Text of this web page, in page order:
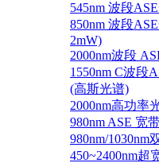
545nm 波段
850nm 波段
2mW)
2000nm波段
1550nm C波段
(高斯光谱)
2000nm高功率
980nm ASE 宽
980nm/1030nm
450~2400nm超